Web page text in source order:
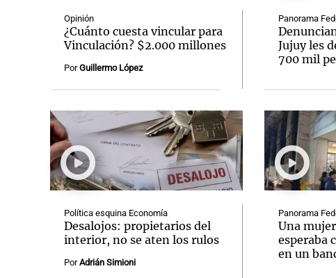
Opinión
¿Cuánto cuesta vincular para
Vinculación? $2.000 millones
PorGuillermo López
Política esquina Economía
Desalojos: propietarios del
interior, no se aten los rulos
PorAdrián Simioni
Panorama
Jujuy les
700 mil
Panorama
Una
esperaba
en un
Notas